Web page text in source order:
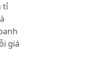
tỉ
giá